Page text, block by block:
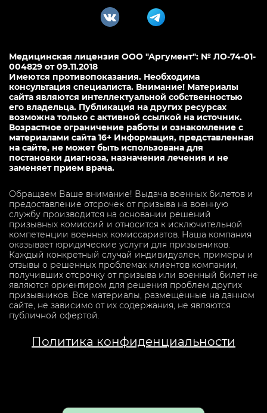
Медицинская лицензия ООО "Аргумент": № ЛО-74-01-
004829 от 09.11.2018
Имеются противопоказания. Необходима
консультация специалиста. Внимание! Материалы
сайта являются интеллектуальной собственностью
его владельца. Публикация на других ресурсах
возможна только с активной ссылкой на источник.
Возрастное ограничение работы и ознакомление с
материалами сайта 16+ Информация, представленная
на сайте, не может быть использована для
постановки диагноза, назначения лечения и не
заменяет прием врача.
Обращаем Ваше внимание! Выдача военных билетов и
предоставление отсрочек от призыва на военную
службу производится на основании решений
призывных комиссий и относится к исключительной
компетенции военных комиссариатов. Наша компания
оказывает юридические услуги для призывников.
Каждый конкретный случай индивидуален, примеры и
отзывы о решенных проблемах клиентов компании,
получивших отсрочку от призыва или военный билет не
являются ориентиром для решения проблем других
призывников. Все материалы, размещённые на данном
сайте, не зависимо от их содержания, не являются
публичной офертой.
Политика конфиденциальности